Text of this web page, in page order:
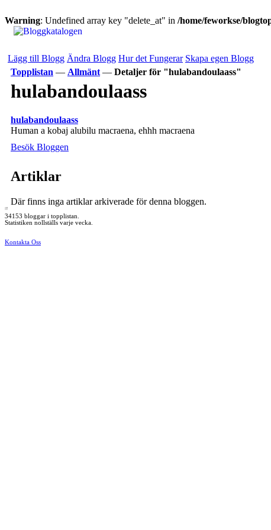
Warning: Undefined array key "delete_at" in /home/feworkse/
Lägg till Blogg Ändra Blogg Hur det Fungerar Skapa egen Blogg
Topplistan — Allmänt — Detaljer för "hulabandoulaass"
hulabandoulaass
hulabandoulaass
Human a kobaj alubilu macraena, ehhh macraena
Besök Bloggen
Artiklar
Där finns inga artiklar arkiverade för denna bloggen.
34153 bloggar i topplistan.
Statistiken nollställs varje vecka.
Kontakta Oss